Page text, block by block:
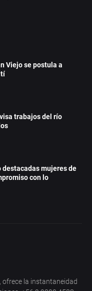
Viejo se postula a
trabajos del río
destacadas mujeres de
con lo
ofrece la instantaneidad